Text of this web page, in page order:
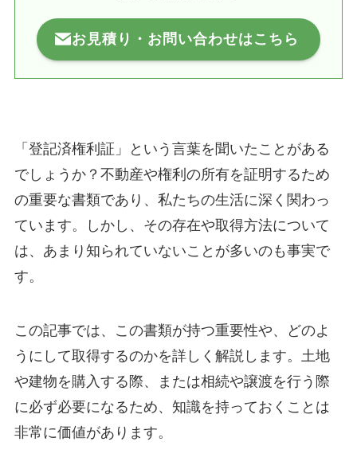
お見積り・お問い合わせはこちら
「登記済権利証」という言葉を聞いたことがある
でしょうか？不動産や権利の所有を証明するため
の重要な書類であり、私たちの生活に深く関わっ
ています。しかし、その存在や取得方法について
は、あまり知られていないことが多いのも事実で
す。
この記事では、この書類が持つ重要性や、どのよ
うにして取得するのかを詳しく解説します。土地
や建物を購入する際、または相続や譲渡を行う際
に必ず必要になるため、知識を持っておくことは
非常に価値があります。